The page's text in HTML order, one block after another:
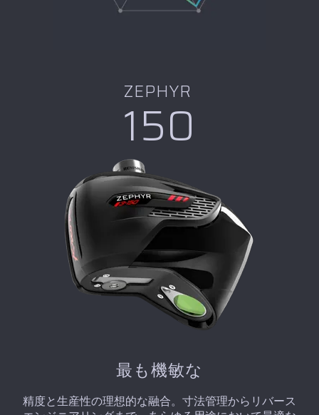
ZEPHYR
150
最も機敏な
精度と生産性の理想的な融合。寸法管理からリバース